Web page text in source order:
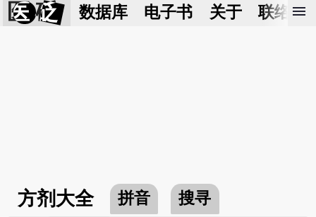
医 砭 数据库 电子书 关于 联络我
menu
方剂大全 拼音 搜寻